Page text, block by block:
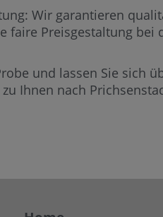
Wir garantieren
faire Preisgestaltung bei
und lassen Sie sich
Ihnen nach